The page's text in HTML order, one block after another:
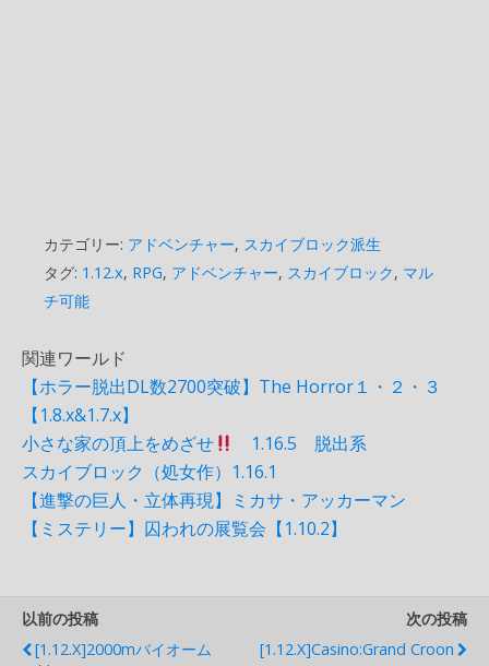
カテゴリー: アドベンチャー, スカイブロック派生
タグ: 1.12.x, RPG, アドベンチャー, スカイブロック, マル
チ可能
関連ワールド
【ホラー脱出DL数2700突破】The Horror１・２・３
【1.8.x&1.7.x】
小さな家の頂上をめざせ
1.16.5 脱出系
スカイブロック（処女作）1.16.1
【進撃の巨人・立体再現】ミカサ・アッカーマン
【ミステリー】囚われの展覧会【1.10.2】
以前の投稿
[1.12.x]2000mバイオーム
次の投稿
[1.12.x]Casino:Grand Croon